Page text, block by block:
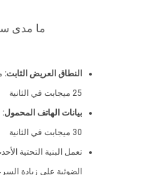
ما مدى
النطاق العريض الثابت:
25 ميجابت في الثانية
بيانات الهاتف المحمول:
30 ميجابت في الثانية
تعمل البنية التحتية
الضوئية على زيادة